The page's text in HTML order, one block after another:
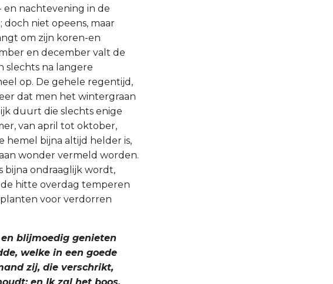
en nachtevening in de
niet opeens, maar
om zijn koren-en
en december valt de
slechts na langere
op. De gehele regentijd,
dat men het wintergraan
duurt die slechts enige
van april tot oktober,
bijna altijd helder is,
aan wonder vermeld worden.
bijna ondraaglijk wordt,
hitte overdag temperen
voor verdorren
blijmoedig genieten
welke in een goede
zij, die verschrikt,